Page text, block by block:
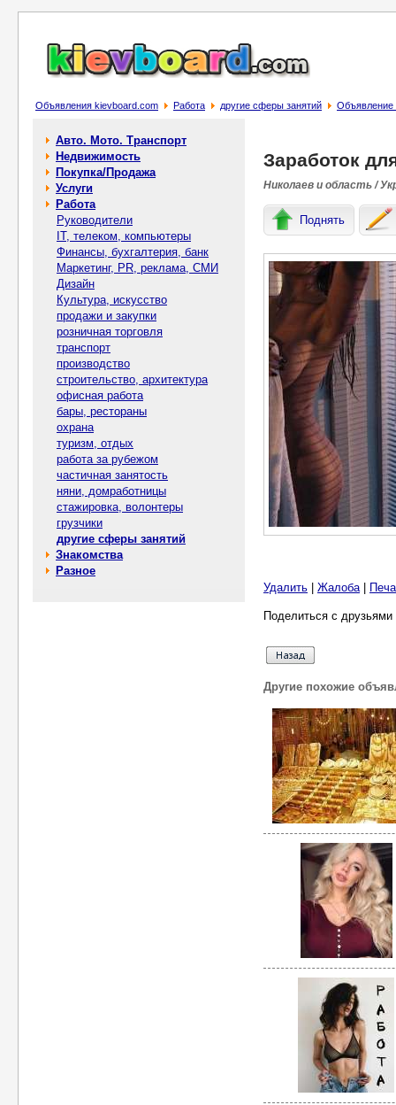
Объявления kievboard.com Работа другие сферы занятий Объявление
Авто. Мото. Транспорт
Недвижимость
Покупка/Продажа
Услуги
Работа
Руководители
IT, телеком, компьютеры
Финансы, бухгалтерия, банк
Маркетинг, PR, реклама, СМИ
Дизайн
Культура, искусство
продажи и закупки
розничная торговля
транспорт
производство
строительство, архитектура
офисная работа
бары, рестораны
охрана
туризм, отдых
работа за рубежом
частичная занятость
няни, домработницы
стажировка, волонтеры
грузчики
другие сферы занятий
Знакомства
Разное
Заработок
Николаев и область /
Поднять
Удалить Жалоба|
Поделиться с
Другие похожие